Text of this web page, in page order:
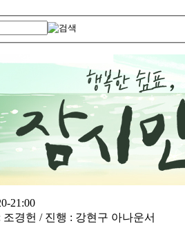
21:00
경헌 / 진행 : 강현구 아나운서